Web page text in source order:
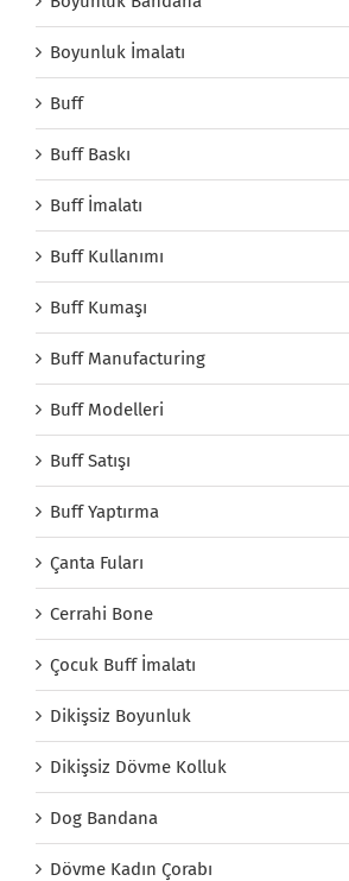
Boyunluk İmalatı
Buff
Buff Baskı
Buff İmalatı
Buff Kullanımı
Buff Kumaşı
Buff Manufacturing
Buff Modelleri
Buff Satışı
Buff Yaptırma
Çanta Fuları
Cerrahi Bone
Çocuk Buff İmalatı
Dikişsiz Boyunluk
Dikişsiz Dövme Kolluk
Dog Bandana
Dövme Kadın Çorabı